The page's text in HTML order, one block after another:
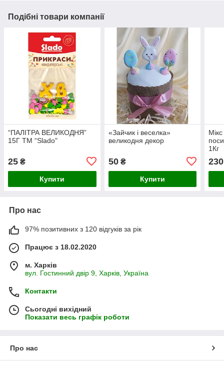
Подібні товари компанії
“ПАЛІТРА ВЕЛИКОДНЯ”
15Г ТМ “Slado"
25 ₴
Купити
«Зайчик і веселка»
великодня декор
50₴
Купити
1Кг
230
Про нас
97% позитивних з 120 відгуків за рік
Працює з 18.02.2020
м. Харків
вул. Гостинний двір 9, Харків, Україна
Контакти
Сьогодні вихідний
Показати весь графік роботи
Про нас